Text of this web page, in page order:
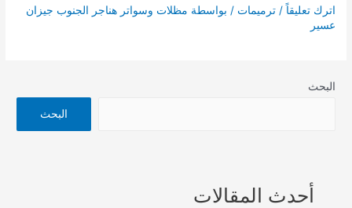
اترك تعليقاً /ترميمات / بواسطة مظلات وسواتر هناجر الجنوب جيزان
عسير
البحث
البحث
أحدث المقالات